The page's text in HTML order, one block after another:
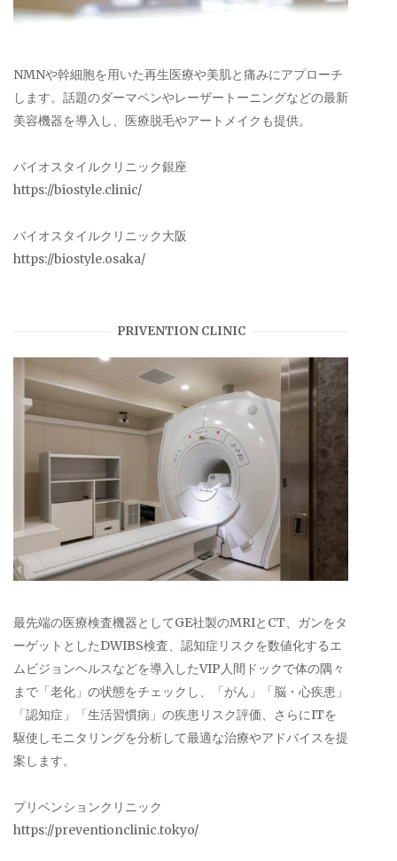
NMNや幹細胞を用いた再生医療や美肌と痛みにアプローチ
します。話題のダーマペンやレーザートーニングなどの最新
美容機器を導入し、医療脱毛やアートメイクも提供。
バイオスタイルクリニック銀座
https://biostyle.clinic/
バイオスタイルクリニック大阪
https://biostyle.osaka/
PRIVENTION CLINIC
最先端の医療検査機器としてGE社製のMRIとCT、ガンをタ
ーゲットとしたDWIBS検査、認知症リスクを数値化するエ
ムビジョンヘルスなどを導入したVIP人間ドックで体の隅々
まで「老化」の状態をチェックし、「がん」「脳・心疾患」
「認知症」「生活習慣病」の疾患リスク評価、さらにITを
駆使しモニタリングを分析して最適な治療やアドバイスを提
案します。
プリベンションクリニック
https://preventionclinic.tokyo/